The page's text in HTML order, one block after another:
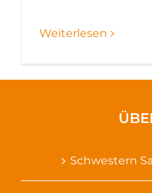
Weiterlesen
Schwestern